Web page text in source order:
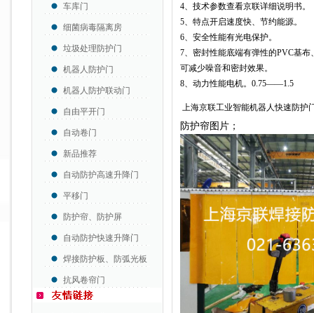
车库门
细菌病毒隔离房
垃圾处理防护门
机器人防护门
机器人防护联动门
自由平开门
自动卷门
新品推荐
自动防护高速升降门
平移门
防护帘、防护屏
自动防护快速升降门
焊接防护板、防弧光板
抗风卷帘门
4、技术参数查看京联详细说明书。
5、特点开启速度快、节约能源。
6、安全性能有光电保护。
7、密封性能底端有弹性的PVC基布
可减少噪音和密封效果。
8、动力性能电机。 0.75——1.5
上海京联工业智能机器人快速防护
防护帘图片；